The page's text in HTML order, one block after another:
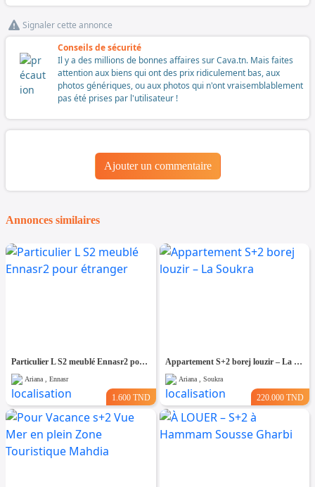
Signaler cette annonce
Conseils de sécurité
Il y a des millions de bonnes affaires sur Cava.tn. Mais faites
attention aux biens qui ont des prix ridiculement bas, aux
photos génériques, ou aux photos qui n'ont vraisemblablement
pas été prises par l'utilisateur !
Ajouter un commentaire
Annonces similaires
Particulier L S2 meublé Ennasr2 pour étranger
Ariana , Ennasr
1.600 TND
Appartement S+2 borej louzir – La Soukra
Ariana , Soukra
220.000 TND